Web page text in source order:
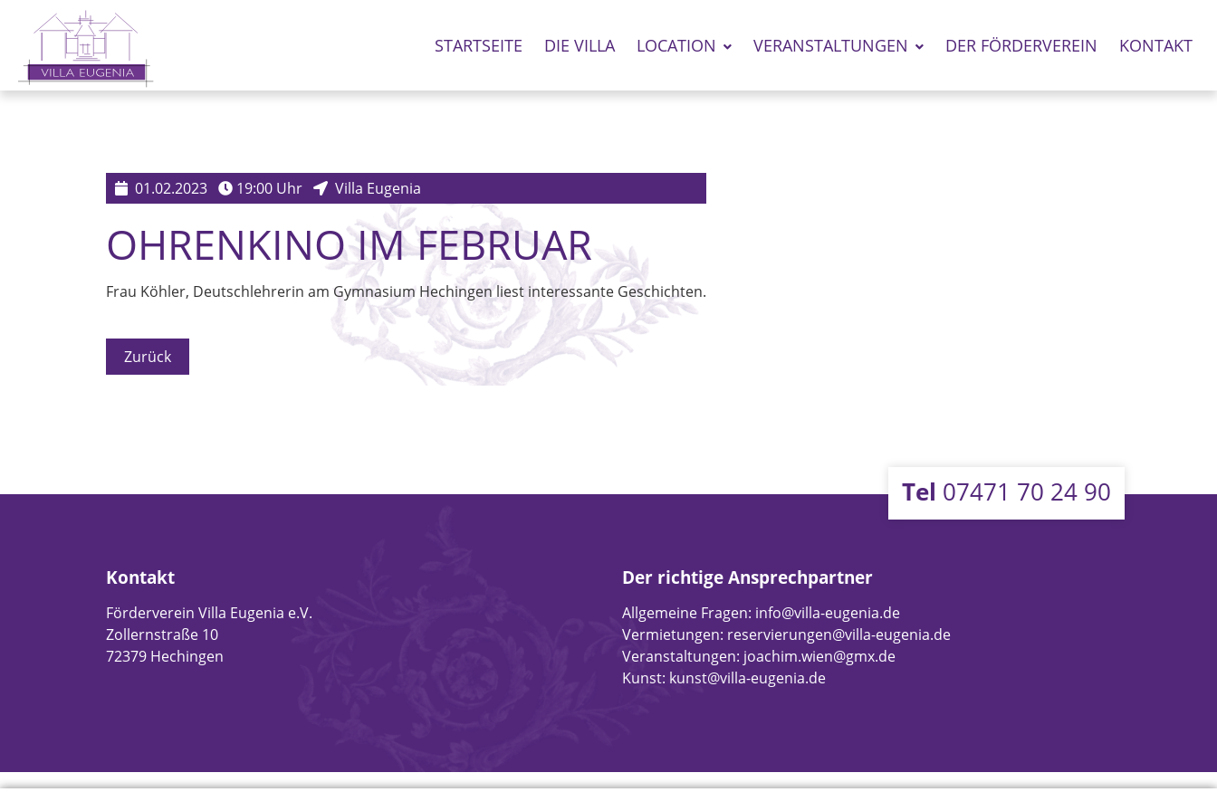
STARTSEITE DIE VILLA LOCATION VERANSTALTUNGEN DER FÖRDERVEREIN KONTAKT
01.02.2023 19:00 Uhr Villa Eugenia
OHRENKINO IM FEBRUAR
Frau Köhler, Deutschlehrerin am Gymnasium Hechingen liest interessante Geschichten.
Zurück
Tel 07471 70 24 90
Kontakt
Förderverein Villa Eugenia e.V.
Zollernstraße 10
72379 Hechingen
Der richtige Ansprechpartner
Allgemeine Fragen: info@villa-eugenia.de
Vermietungen: reservierungen@villa-eugenia.de
Veranstaltungen: joachim.wien@gmx.de
Kunst: kunst@villa-eugenia.de